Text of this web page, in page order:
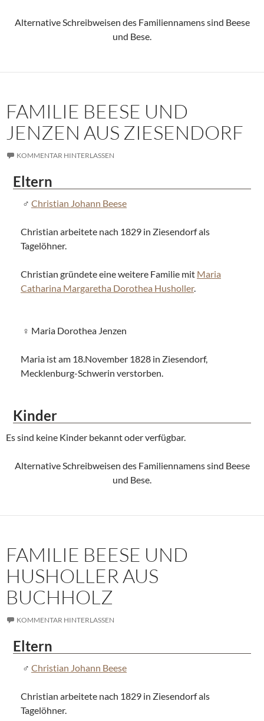
Alternative Schreibweisen des Familiennamens sind Beese
und Bese.
FAMILIE BEESE UND
JENZEN AUS ZIESENDORF
KOMMENTAR HINTERLASSEN
Eltern
Christian Johann Beese
Christian arbeitete nach 1829 in Ziesendorf als
Tagelöhner.
Christian gründete eine weitere Familie mit Maria
Catharina Margaretha Dorothea Husholler.
Maria Dorothea Jenzen
Maria ist am 18.November 1828 in Ziesendorf,
Mecklenburg-Schwerin verstorben.
Kinder
Es sind keine Kinder bekannt oder verfügbar.
Alternative Schreibweisen des Familiennamens sind Beese
und Bese.
FAMILIE BEESE UND
HUSHOLLER AUS
BUCHHOLZ
KOMMENTAR HINTERLASSEN
Eltern
Christian Johann Beese
Christian arbeitete nach 1829 in Ziesendorf als
Tagelöhner.